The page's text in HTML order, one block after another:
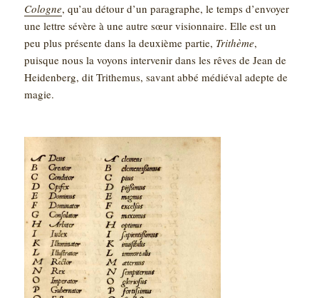
Cologne, qu’au détour d’un paragraphe, le temps d’envoyer
une lettre sévère à une autre sœur visionnaire. Elle est un
peu plus présente dans la deuxième partie, Trithème,
puisque nous la voyons intervenir dans les rêves de Jean de
Heidenberg, dit Trithemus, savant abbé médiéval adepte de
magie.